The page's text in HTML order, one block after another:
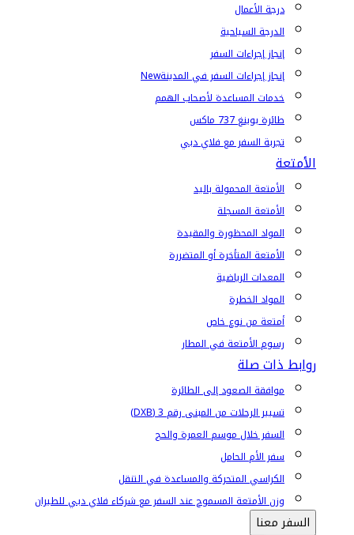
درجة الأعمال
الدرجة السياحية
إنجاز إجراءات السفر
إنجاز إجراءات السفر في المدينةNew
خدمات المساعدة لأصحاب الهمم
طائرة بوينغ 737 ماكس
تجربة السفر مع فلاي دبي
الأمتعة
الأمتعة المحمولة باليد
الأمتعة المسجلة
المواد المحظورة والمقيدة
الأمتعة المتأخرة أو المتضررة
المعدات الرياضية
المواد الخطرة
أمتعة من نوع خاص
رسوم الأمتعة في المطار
روابط ذات صلة
موافقة الصعود إلى الطائرة
تسيير الرحلات من المبنى رقم 3 (DXB)
السفر خلال موسم العمرة والحج
سفر الأم الحامل
الكراسي المتحركة والمساعدة في التنقل
وزن الأمتعة المسموح عند السفر مع شركاء فلاي دبي للطيران
السفر معنا